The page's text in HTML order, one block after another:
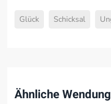
Glück Schicksal
Ähnliche